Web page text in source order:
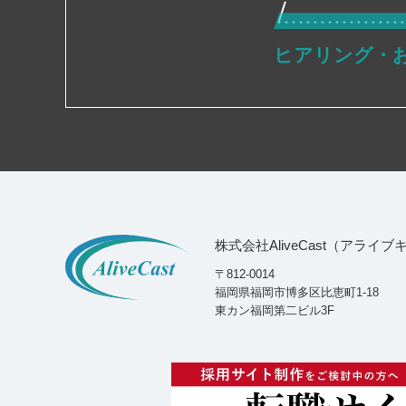
ヒアリング・
株式会社AliveCast（アライブ
〒812-0014
福岡県福岡市博多区比恵町1-18
東カン福岡第二ビル3F